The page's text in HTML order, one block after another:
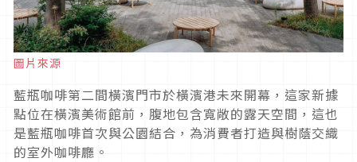
圖片來源
藍瓶咖啡第二間橫濱門市於橫濱港未來開幕，這家新據
點位在橫濱美術館前，腹地包含寬敞的露天空間，這也
是藍瓶咖啡首次與公園結合，為消費者打造與樹蔭交織
的室外咖啡廳。